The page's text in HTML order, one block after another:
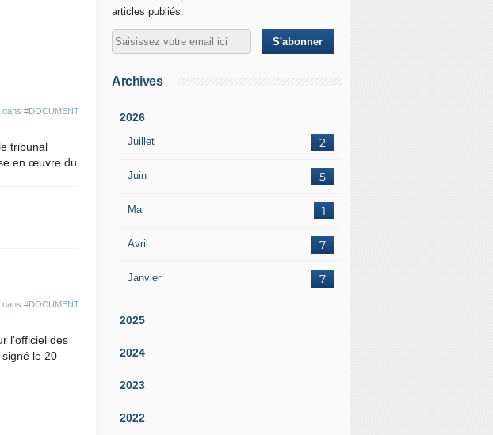
dans #DOCUMENT
tribunal
en œuvre du
dans #DOCUMENT
l'officiel des
le 20
articles publiés.
Archives
2026
Juillet 2
Juin 5
Mai 1
Avril 7
Janvier 7
2025
2024
2023
2022